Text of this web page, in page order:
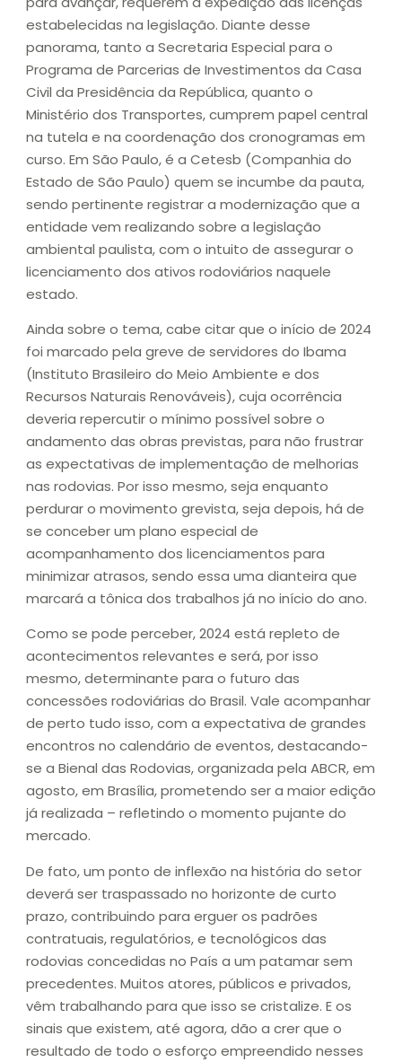
estabelecidas na legislação. Diante desse
panorama, tanto a Secretaria Especial para o
Programa de Parcerias de Investimentos da Casa
Civil da Presidência da República, quanto o
Ministério dos Transportes, cumprem papel central
na tutela e na coordenação dos cronogramas em
curso. Em São Paulo, é a Cetesb (Companhia do
Estado de São Paulo) quem se incumbe da pauta,
sendo pertinente registrar a modernização que a
entidade vem realizando sobre a legislação
ambiental paulista, com o intuito de assegurar o
licenciamento dos ativos rodoviários naquele
estado.
Ainda sobre o tema, cabe citar que o início de 2024
foi marcado pela greve de servidores do Ibama
(Instituto Brasileiro do Meio Ambiente e dos
Recursos Naturais Renováveis), cuja ocorrência
deveria repercutir o mínimo possível sobre o
andamento das obras previstas, para não frustrar
as expectativas de implementação de melhorias
nas rodovias. Por isso mesmo, seja enquanto
perdurar o movimento grevista, seja depois, há de
se conceber um plano especial de
acompanhamento dos licenciamentos para
minimizar atrasos, sendo essa uma dianteira que
marcará a tônica dos trabalhos já no início do ano.
Como se pode perceber, 2024 está repleto de
acontecimentos relevantes e será, por isso
mesmo, determinante para o futuro das
concessões rodoviárias do Brasil. Vale acompanhar
de perto tudo isso, com a expectativa de grandes
encontros no calendário de eventos, destacando-
se a Bienal das Rodovias, organizada pela ABCR, em
agosto, em Brasília, prometendo ser a maior edição
já realizada – refletindo o momento pujante do
mercado.
De fato, um ponto de inflexão na história do setor
deverá ser traspassado no horizonte de curto
prazo, contribuindo para erguer os padrões
contratuais, regulatórios, e tecnológicos das
rodovias concedidas no País a um patamar sem
precedentes. Muitos atores, públicos e privados,
vêm trabalhando para que isso se cristalize. E os
sinais que existem, até agora, dão a crer que o
resultado de todo o esforço empreendido nesses